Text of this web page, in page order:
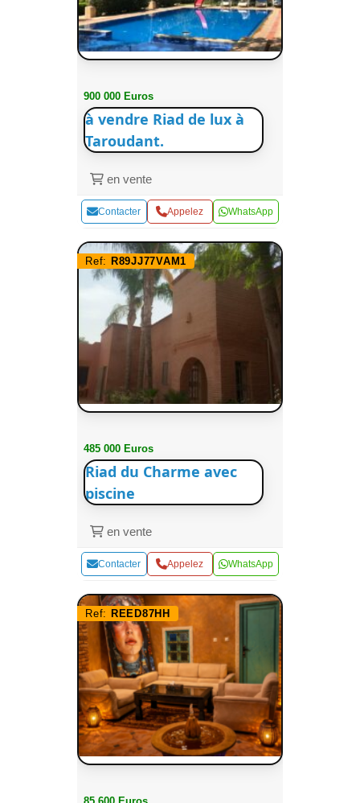
900 000 Euros
à vendre Riad de lux à
Taroudant.
en vente
Contacter Appelez WhatsApp
Ref: R89JJ77VAM1
485 000 Euros
Riad du Charme avec
piscine
en vente
Contacter Appelez WhatsApp
Ref: REED87HH